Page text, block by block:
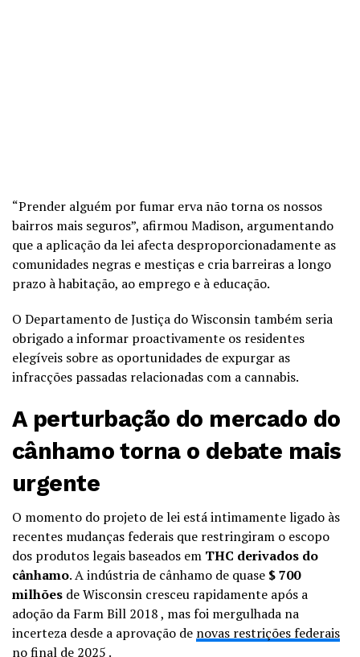
“Prender alguém por fumar erva não torna os nossos
bairros mais seguros”, afirmou Madison, argumentando
que a aplicação da lei afecta desproporcionadamente as
comunidades negras e mestiças e cria barreiras a longo
prazo à habitação, ao emprego e à educação.
O Departamento de Justiça do Wisconsin também seria
obrigado a informar proactivamente os residentes
elegíveis sobre as oportunidades de expurgar as
infracções passadas relacionadas com a cannabis.
A perturbação do mercado do
cânhamo torna o debate mais
urgente
O momento do projeto de lei está intimamente ligado às
recentes mudanças federais que restringiram o escopo
dos produtos legais baseados em THC derivados do
cânhamo. A indústria de cânhamo de quase $ 700
milhões de Wisconsin cresceu rapidamente após a
adoção da Farm Bill 2018 , mas foi mergulhada na
incerteza desde a aprovação de novas restrições federais
no final de 2025 .